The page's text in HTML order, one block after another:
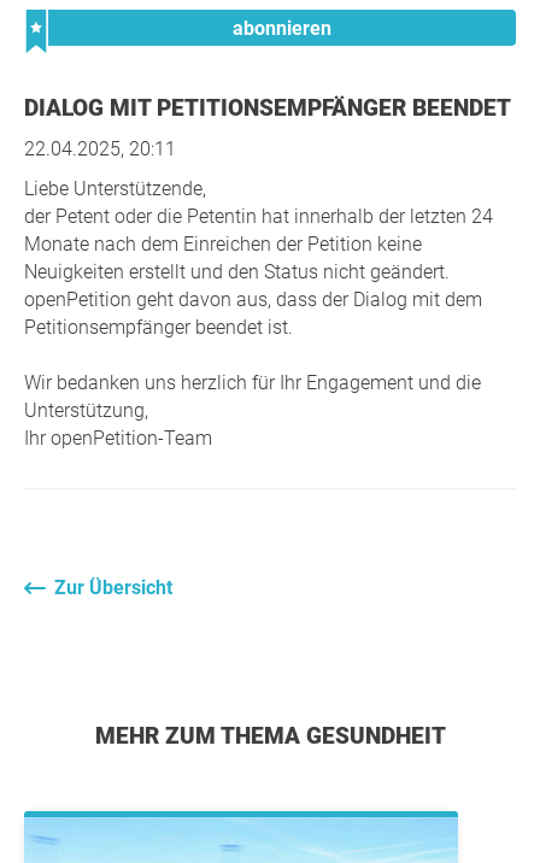
abonnieren
DIALOG MIT PETITIONSEMPFÄNGER BEENDET
22.04.2025, 20:11
Liebe Unterstützende,
der Petent oder die Petentin hat innerhalb der letzten 24
Monate nach dem Einreichen der Petition keine
Neuigkeiten erstellt und den Status nicht geändert.
openPetition geht davon aus, dass der Dialog mit dem
Petitionsempfänger beendet ist.
Wir bedanken uns herzlich für Ihr Engagement und die
Unterstützung,
Ihr openPetition-Team
Zur Übersicht
MEHR ZUM THEMA GESUNDHEIT